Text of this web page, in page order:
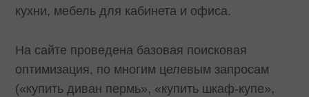
кухни, мебель для кабинета и офиса.
На сайте проведена базовая поисковая
оптимизация, по многим целевым запросам
(«купить диван пермь», «купить шкаф-купе»,